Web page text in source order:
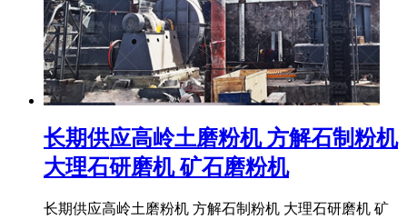
长期供应高岭土磨粉机 方解石制粉机
大理石研磨机 矿石磨粉机
长期供应高岭土磨粉机 方解石制粉机 大理石研磨机 矿